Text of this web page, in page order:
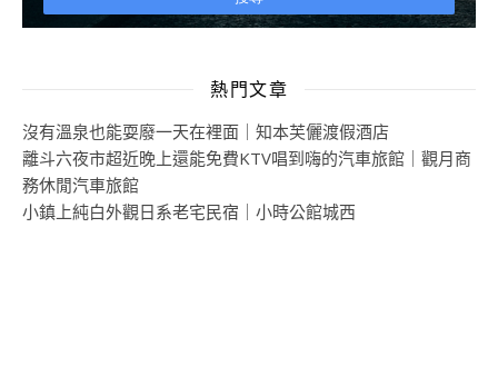
熱門文章
沒有溫泉也能耍廢一天在裡面｜知本芙儷渡假酒店
離斗六夜市超近晚上還能免費KTV唱到嗨的汽車旅館｜觀月商
務休閒汽車旅館
小鎮上純白外觀日系老宅民宿｜小時公館城西